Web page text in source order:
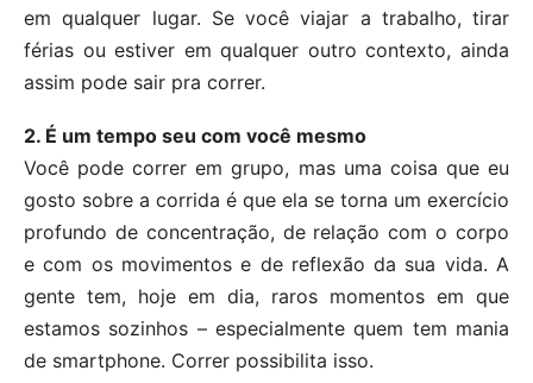
em qualquer lugar. Se você viajar a trabalho, tirar
férias ou estiver em qualquer outro contexto, ainda
assim pode sair pra correr.
2. É um tempo seu com você mesmo
Você pode correr em grupo, mas uma coisa que eu
gosto sobre a corrida é que ela se torna um exercício
profundo de concentração, de relação com o corpo
e com os movimentos e de reflexão da sua vida. A
gente tem, hoje em dia, raros momentos em que
estamos sozinhos – especialmente quem tem mania
de smartphone. Correr possibilita isso.